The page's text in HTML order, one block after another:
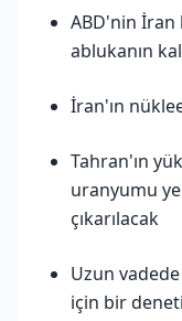
ABD'nin İran
ablukanın
İran'ın
Tahran'ın
uranyumu
çıkarılacak
Uzun
için bir